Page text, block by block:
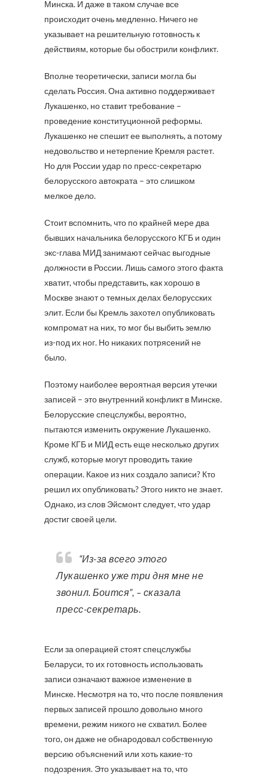
Минска. И даже в таком случае все
происходит очень медленно. Ничего не
указывает на решительную готовность к
действиям, которые бы обострили конфликт.
Вполне теоретически, записи могла бы
сделать Россия. Она активно поддерживает
Лукашенко, но ставит требование –
проведение конституционной реформы.
Лукашенко не спешит ее выполнять, а потому
недовольство и нетерпение Кремля растет.
Но для России удар по пресс-секретарю
белорусского автократа – это слишком
мелкое дело.
Стоит вспомнить, что по крайней мере два
бывших начальника белорусского КГБ и один
экс-глава МИД занимают сейчас выгодные
должности в России. Лишь самого этого факта
хватит, чтобы представить, как хорошо в
Москве знают о темных делах белорусских
элит. Если бы Кремль захотел опубликовать
компромат на них, то мог бы выбить землю
из-под их ног. Но никаких потрясений не
было.
Поэтому наиболее вероятная версия утечки
записей – это внутренний конфликт в Минске.
Белорусские спецслужбы, вероятно,
пытаются изменить окружение Лукашенко.
Кроме КГБ и МИД есть еще несколько других
служб, которые могут проводить такие
операции. Какое из них создало записи? Кто
решил их опубликовать? Этого никто не знает.
Однако, из слов Эйсмонт следует, что удар
достиг своей цели.
“Из-за всего этого
Лукашенко уже три дня мне не
звонил. Боится”, – сказала
пресс-секретарь.
Если за операцией стоят спецслужбы
Беларуси, то их готовность использовать
записи означают важное изменение в
Минске. Несмотря на то, что после появления
первых записей прошло довольно много
времени, режим никого не схватил. Более
того, он даже не обнародовал собственную
версию объяснений или хоть какие-то
подозрения. Это указывает на то, что